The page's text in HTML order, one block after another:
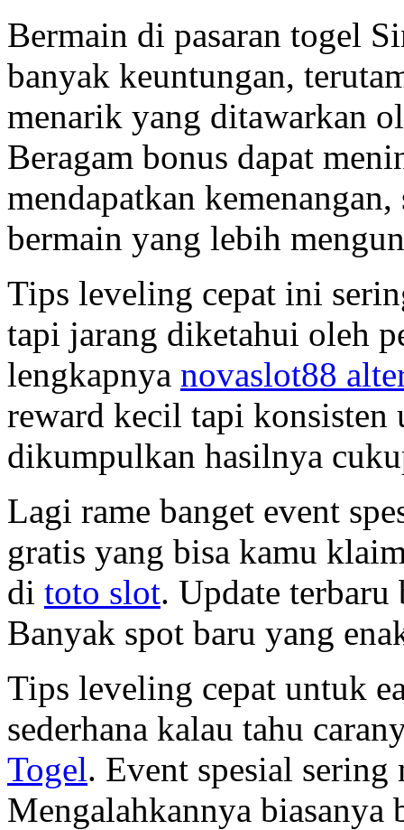
Bermain di pasaran togel
banyak keuntungan,
menarik yang ditawarkan
Beragam bonus dapat
mendapatkan
bermain yang lebih
Tips leveling cepat ini
tapi jarang diketahui oleh
lengkapnya novaslot88
reward kecil tapi
dikumpulkan hasilnya
Lagi rame banget event
gratis yang bisa kamu
di toto slot. Update terbaru
Banyak spot baru yang
Tips leveling cepat untuk
sederhana kalau tahu
Togel. Event spesial
Mengalahkannya biasanya